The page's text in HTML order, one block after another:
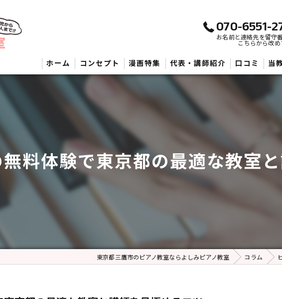
070-6551-
お名前と連絡先を留守
こちらから改
ホーム コンセプト 漫画特集 代表・講師紹介 口コミ 当
初
無料体験で東京都の最適な教室
東京都三鷹市のピアノ教室ならよしみピアノ教室 コラム